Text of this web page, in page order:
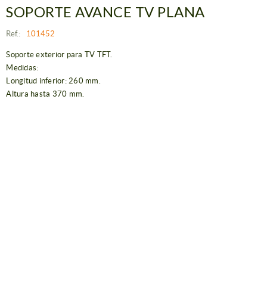
SOPORTE AVANCE TV PLANA
Ref.: 101452
Soporte exterior para TV TFT.
Medidas:
Longitud inferior: 260 mm.
Altura hasta 370 mm.